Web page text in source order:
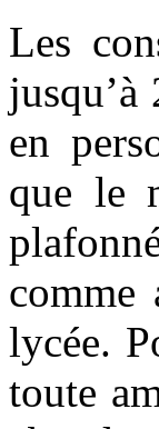
Les
en
que le
comme
lycée.
toute